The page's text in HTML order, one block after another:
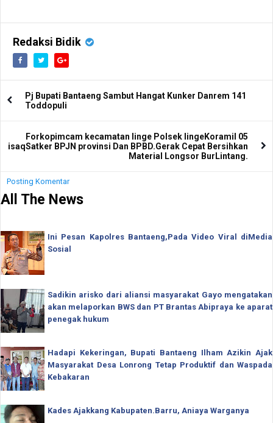
Redaksi Bidik
Pj Bupati Bantaeng Sambut Hangat Kunker Danrem 141
Toddopuli
Forkopimcam kecamatan linge Polsek lingeKoramil 05
isaqSatker BPJN provinsi Dan BPBD.Gerak Cepat Bersihkan
Material Longsor BurLintang.
Posting Komentar
All The News
Ini Pesan Kapolres Bantaeng,Pada Video Viral diMedia
Sosial
Sadikin arisko dari aliansi masyarakat Gayo mengatakan
akan melaporkan BWS dan PT Brantas Abipraya ke aparat
penegak hukum
Hadapi Kekeringan, Bupati Bantaeng Ilham Azikin Ajak
Masyarakat Desa Lonrong Tetap Produktif dan Waspada
Kebakaran
Kades Ajakkang Kabupaten.Barru, Aniaya Warganya